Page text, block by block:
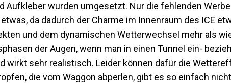
Aufkleber wurden umgesetzt. Nur die fehlenden
da dadurch der Charme im Innenraum des ICE
und dem dynamischen Wetterwechsel mehr als
der Augen, wenn man in einen Tunnel ein-
wirkt sehr realistisch. Leider können dafür die
die vom Waggon abperlen, gibt es so einfach